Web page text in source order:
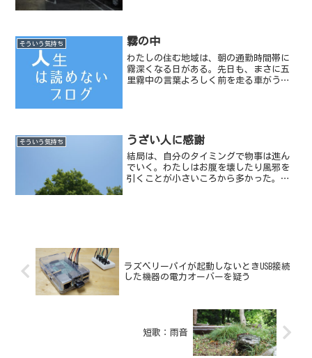
そういう気持ち 霧の中
わたしの住む地域は、朝の通勤時間帯に
霧深くなる日がある。先日も、まさに五
里霧中の言葉よろしく前を走る車がうっ
そういう気持ち うざい人に感謝
結局は、自分のタイミングで物事は進ん
でいく。わたしはお腹を壊したり風邪を
引くことが小さいころから多かった。自
ラズベリーパイが起動しないときUSB接続
した機器の電力オーバーを疑う
短歌：雨音